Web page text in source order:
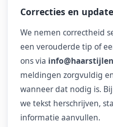
Correcties en
We nemen correctheid
een verouderde tip of
ons via
meldingen zorgvuldig
wanneer dat nodig is.
we tekst herschrijven,
informatie aanvullen.